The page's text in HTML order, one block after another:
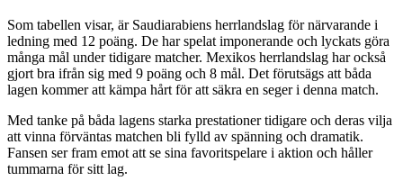
Som tabellen visar, är Saudiarabiens herrlandslag för närvarande i
ledning med 12 poäng. De har spelat imponerande och lyckats göra
många mål under tidigare matcher. Mexikos herrlandslag har också
gjort bra ifrån sig med 9 poäng och 8 mål. Det förutsägs att båda
lagen kommer att kämpa hårt för att säkra en seger i denna match.
Med tanke på båda lagens starka prestationer tidigare och deras vilja
att vinna förväntas matchen bli fylld av spänning och dramatik.
Fansen ser fram emot att se sina favoritspelare i aktion och håller
tummarna för sitt lag.